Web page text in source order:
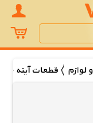
لوازم قطعات آینه